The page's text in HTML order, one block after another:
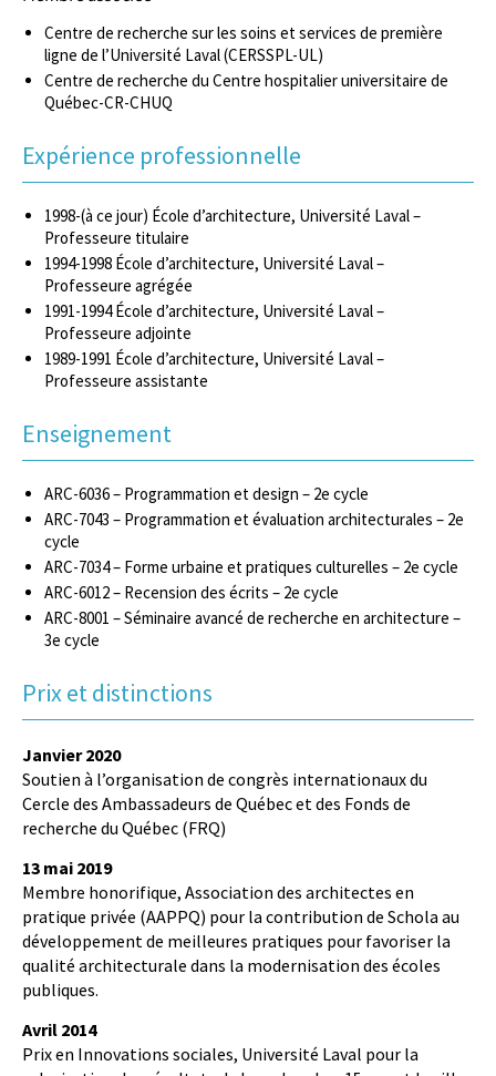
Centre de recherche sur les soins et services de première
ligne de l’Université Laval (CERSSPL-UL)
Centre de recherche du Centre hospitalier universitaire de
Québec-CR-CHUQ
Expérience professionnelle
1998-(à ce jour) École d’architecture, Université Laval –
Professeure titulaire
1994-1998 École d’architecture, Université Laval –
Professeure agrégée
1991-1994 École d’architecture, Université Laval –
Professeure adjointe
1989-1991 École d’architecture, Université Laval –
Professeure assistante
Enseignement
ARC-6036 – Programmation et design – 2e cycle
ARC-7043 – Programmation et évaluation architecturales – 2e
cycle
ARC-7034 – Forme urbaine et pratiques culturelles – 2e cycle
ARC-6012 – Recension des écrits – 2e cycle
ARC-8001 – Séminaire avancé de recherche en architecture –
3e cycle
Prix et distinctions
Janvier 2020
Soutien à l’organisation de congrès internationaux du
Cercle des Ambassadeurs de Québec et des Fonds de
recherche du Québec (FRQ)
13 mai 2019
Membre honorifique, Association des architectes en
pratique privée (AAPPQ) pour la contribution de Schola au
développement de meilleures pratiques pour favoriser la
qualité architecturale dans la modernisation des écoles
publiques.
Avril 2014
Prix en Innovations sociales, Université Laval pour la